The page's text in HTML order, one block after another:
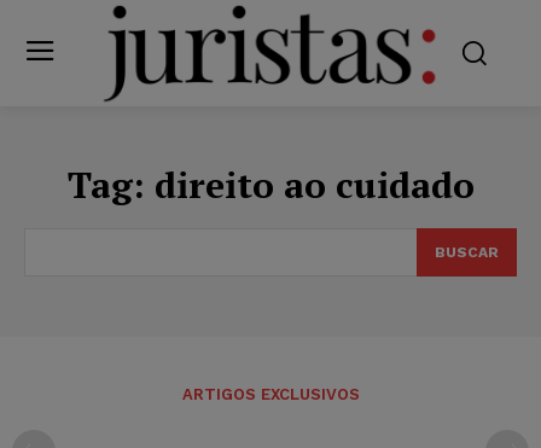
Tag: direito ao cuidado
BUSCAR
ARTIGOS EXCLUSIVOS